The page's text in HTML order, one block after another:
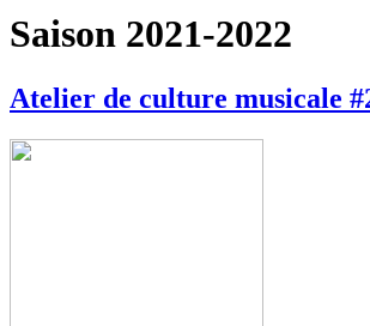
Saison 2021-2022
Atelier de culture musicale